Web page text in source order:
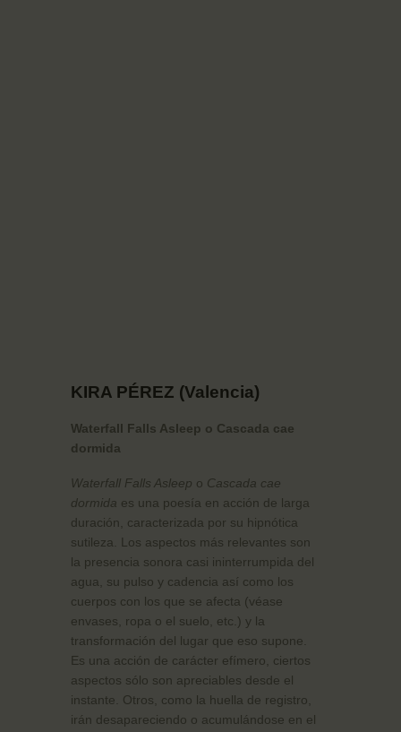
KIRA PÉREZ (Valencia)
Waterfall Falls Asleep o Cascada cae
dormida
Waterfall Falls Asleep o Cascada cae
dormida es una poesía en acción de larga
duración, caracterizada por su hipnótica
sutileza. Los aspectos más relevantes son
la presencia sonora casi ininterrumpida del
agua, su pulso y cadencia así como los
cuerpos con los que se afecta (véase
envases, ropa o el suelo, etc.) y la
transformación del lugar que eso supone.
Es una acción de carácter efímero, ciertos
aspectos sólo son apreciables desde el
instante. Otros, como la huella de registro,
irán desapareciendo o acumulándose en el